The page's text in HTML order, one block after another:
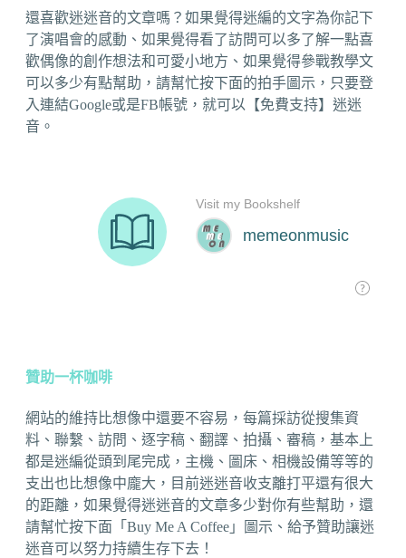
還喜歡迷迷音的文章嗎？如果覺得迷編的文字為你記下
了演唱會的感動、如果覺得看了訪問可以多了解一點喜
歡偶像的創作想法和可愛小地方、如果覺得參戰教學文
可以多少有點幫助，請幫忙按下面的拍手圖示，只要登
入連結Google或是FB帳號，就可以【免費支持】迷迷
音。
贊助一杯咖啡
網站的維持比想像中還要不容易，每篇採訪從搜集資
料、聯繫、訪問、逐字稿、翻譯、拍攝、審稿，基本上
都是迷編從頭到尾完成，主機、圖床、相機設備等等的
支出也比想像中龐大，目前迷迷音收支離打平還有很大
的距離，如果覺得迷迷音的文章多少對你有些幫助，還
請幫忙按下面「Buy Me A Coffee」圖示、給予贊助讓迷
迷音可以努力持續生存下去！